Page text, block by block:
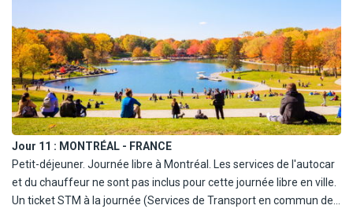
muséales dans le grand Montréal) ; ou pour découvrir l'un des
grands parcs urbains faisant la réputation de la métropole,
notamment le parc du Mont-Royal. Dîner libre. Hébergement dans
le centre-ville de Montréal.
Jour 11 : MONTRÉAL - FRANCE
Petit-déjeuner. Journée libre à Montréal. Les services de l'autocar
et du chauffeur ne sont pas inclus pour cette journée libre en ville.
Un ticket STM à la journée (Services de Transport en commun de